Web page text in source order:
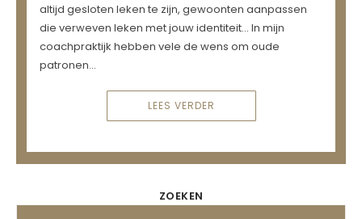
altijd gesloten leken te zijn, gewoonten aanpassen
die verweven leken met jouw identiteit… In mijn
coachpraktijk hebben vele de wens om oude
patronen…
LEES VERDER
ZOEKEN